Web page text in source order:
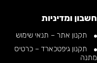
חשבון ומדיניות
תקנון אתר – תנאי שימוש
תקנון גיפטכארד – כרטיס
מתנה